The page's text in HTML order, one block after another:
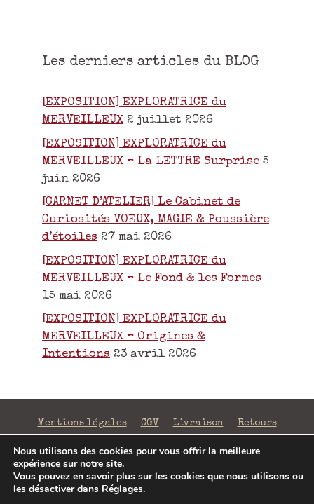
Les derniers articles du BLOG
[EXPOSITION] EXPLORATRICE du
MERVEILLEUX 2 juillet 2026
[EXPOSITION] EXPLORATRICE du
MERVEILLEUX – La LETTRE Surprise 5
juin 2026
[CARNET D’ATELIER] Le Cabinet de
Curiosités VOEUX, MAGIE & Poussière
d’étoiles 27 mai 2026
[EXPOSITION] EXPLORATRICE du
MERVEILLEUX – Le Fond & les Formes
15 mai 2026
[EXPOSITION] EXPLORATRICE du
MERVEILLEUX – Origines &
Intentions 23 avril 2026
Mentions légales CGV Livraison Retours
Confidentialité
©2026 La Fabrique de Mots Magiques | SIRET 797 938
206 00043 | Conception
Nous utilisons des cookies pour vous offrir la meilleure
expérience sur notre site.
Vous pouvez en savoir plus sur les cookies que nous utilisons ou
les désactiver dans Réglages.